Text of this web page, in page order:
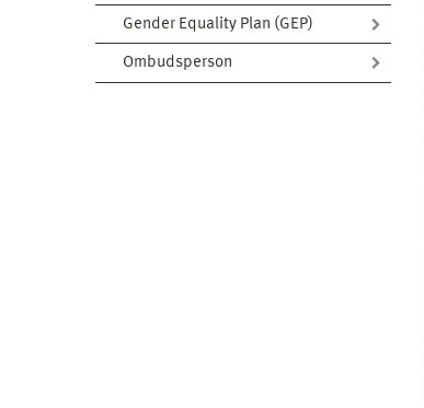
Gender Equality Plan (GEP)
Ombudsperson